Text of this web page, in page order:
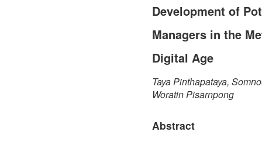
Development of
Managers in the
Digital Age
Taya Pinthapataya,
Woratin Pisarnpong
Abstract